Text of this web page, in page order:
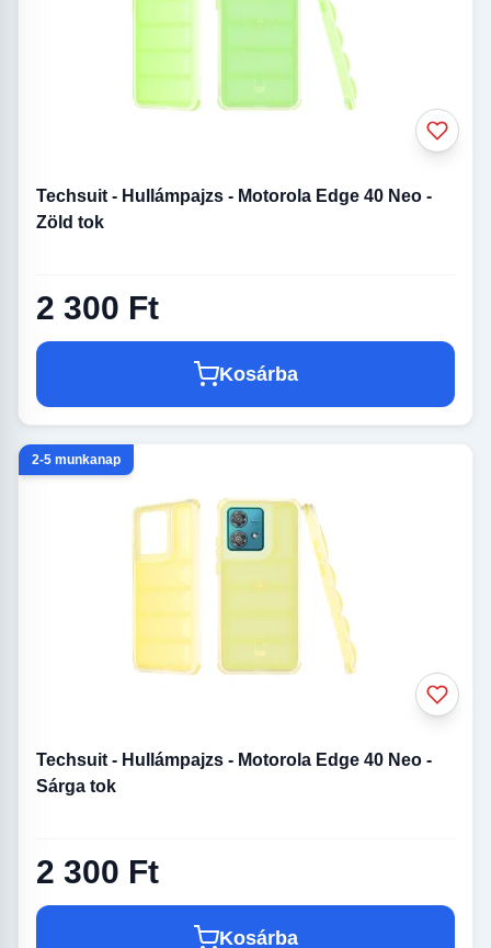
Techsuit - Hullámpajzs - Motorola Edge 40 Neo -
Zöld tok
2 300 Ft
Kosárba
2-5 munkanap
Techsuit - Hullámpajzs - Motorola Edge 40 Neo -
Sárga tok
2 300 Ft
Kosárba